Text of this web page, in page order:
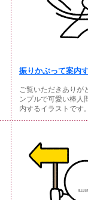
振りかぶって案内
ご覧いただきありが
ンプルで可愛い棒人
内するイラストです